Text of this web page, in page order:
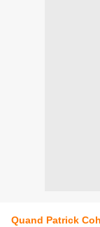
Quand Patrick